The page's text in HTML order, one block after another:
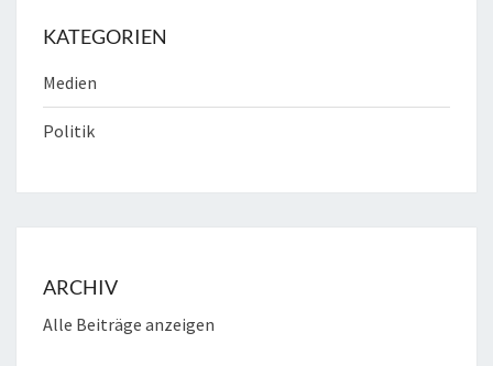
KATEGORIEN
Medien
Politik
ARCHIV
Alle Beiträge anzeigen